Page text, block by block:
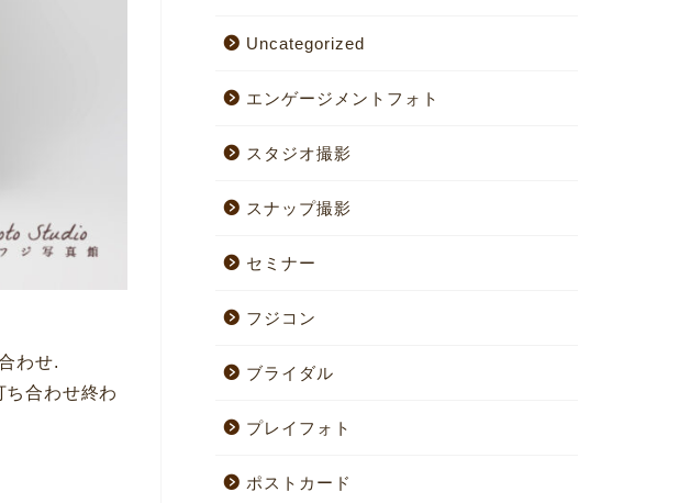
わせ.
ち合わせ終わ
Uncategorized
エンゲージメントフォト
スタジオ撮影
スナップ撮影
セミナー
フジコン
ブライダル
プレイフォト
ポストカード